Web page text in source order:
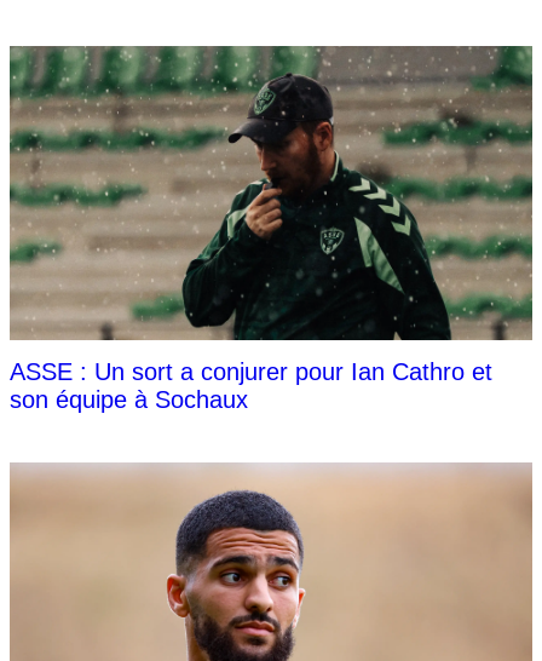
ASSE : Un sort a conjurer pour Ian Cathro et
son équipe à Sochaux